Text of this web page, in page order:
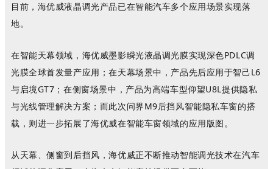
目前，海优威液晶调光产品已在智能汽车多个应用场景实现落
地。
在智能天幕领域， 海优威墨影瞬光液晶调光膜实现深色PDLC调
光膜全球首发量产应用；在天幕场景中，产品先后应用于智己L6
与启境GT7；在侧窗场景中，产品为高端车型仰望U8L提供隐私
与光线管理解决方案；而此次问界M9后挡风智能隐私车窗的搭
载，则进一步拓展了海优威在智能车窗领域的应用版图。
从天幕、侧窗到后挡风，海优威正不断推动智能调光技术在汽车